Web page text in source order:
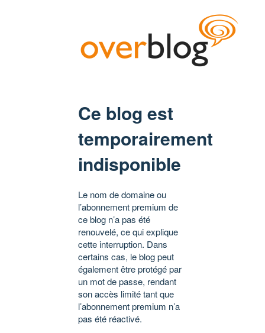
Ce blog est
temporairement
indisponible
Le nom de domaine ou
l’abonnement premium de
ce blog n’a pas été
renouvelé, ce qui explique
cette interruption. Dans
certains cas, le blog peut
également être protégé par
un mot de passe, rendant
son accès limité tant que
l’abonnement premium n’a
pas été réactivé.